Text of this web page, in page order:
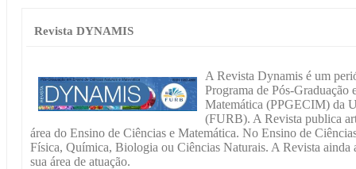
Revista DYNAMIS
A Revista Dynamis é um
Programa de Pós-Graduação
Matemática (PPGECIM) da
(FURB). A Revista publica
área do Ensino de Ciências e Matemática. No Ensino de
Física, Química, Biologia ou Ciências Naturais. A Revista ainda
sua área de atuação.